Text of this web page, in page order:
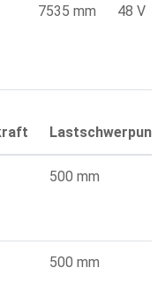
7535 mm 48 V
Lastschwerpunkt
500 mm
500 mm